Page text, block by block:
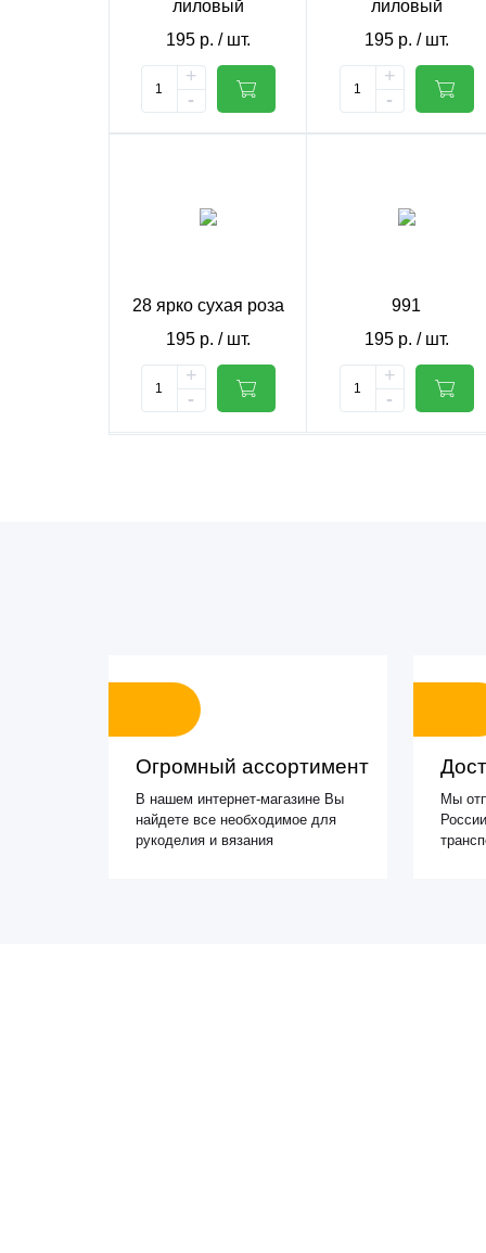
лиловый
195 р. / шт.
+
-
лиловый
195 р. / шт.
+
-
28 ярко сухая роза
195 р. / шт.
+
-
991
195 р. / шт.
+
-
Огромный ассортимент
В нашем интернет-магазине Вы
найдете все необходимое для
рукоделия и вязания
Мы